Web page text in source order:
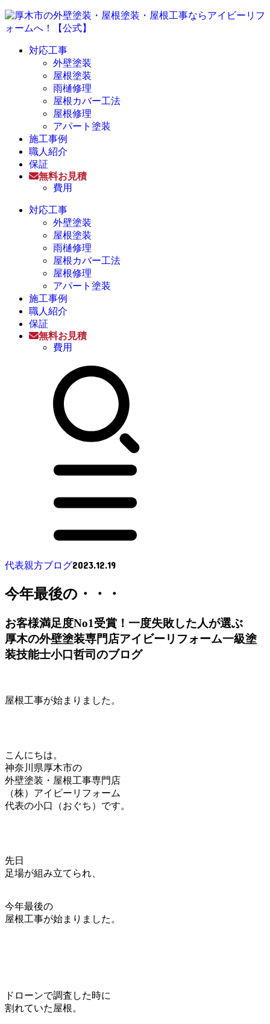
対応工事
外壁塗装
屋根塗装
雨樋修理
屋根カバー工法
屋根修理
アパート塗装
施工事例
職人紹介
保証
無料お見積
費用
対応工事
外壁塗装
屋根塗装
雨樋修理
屋根カバー工法
屋根修理
アパート塗装
施工事例
職人紹介
保証
無料お見積
費用
代表親方ブログ2023.12.19
今年最後の・・・
お客様満足度No1受賞！一度失敗した人が選ぶ
厚木の外壁塗装専門店アイビーリフォーム一級塗
装技能士小口哲司のブログ
屋根工事が始まりました。
こんにちは。
神奈川県厚木市の
外壁塗装・屋根工事専門店
（株）アイビーリフォーム
代表の小口（おぐち）です。
先日
足場が組み立てられ、
今年最後の
屋根工事が始まりました。
ドローンで調査した時に
割れていた屋根。